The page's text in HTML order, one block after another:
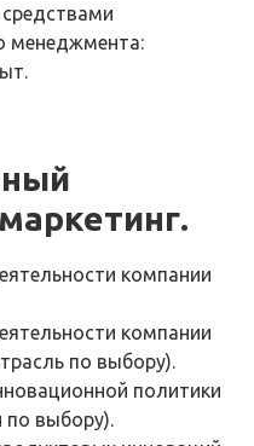
менеджмента:
компании
компании
по выбору).
политики
по выбору).